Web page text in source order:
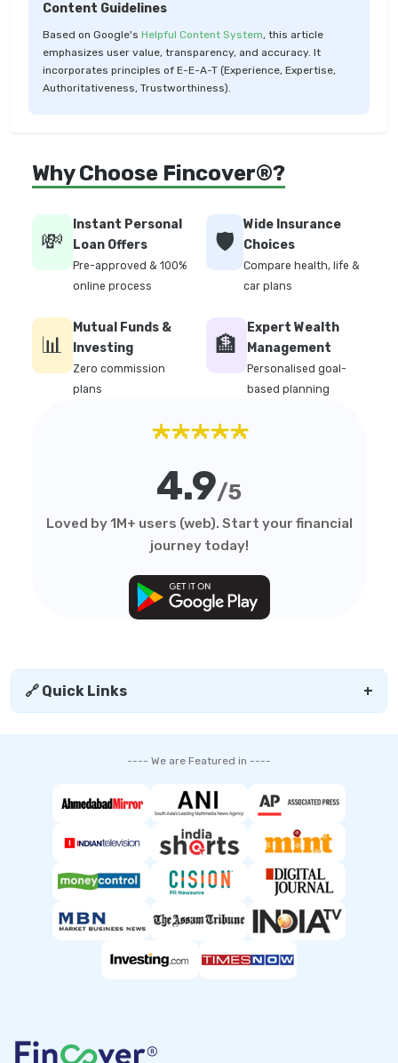
Content Guidelines
Based on Google's Helpful Content System, this article
emphasizes user value, transparency, and accuracy. It
incorporates principles of E-E-A-T (Experience, Expertise,
Authoritativeness, Trustworthiness).
Why Choose Fincover®?
💸
Instant Personal
Loan Offers
Pre-approved & 100%
online process
🛡️
Wide Insurance
Choices
Compare health, life &
car plans
📊
Mutual Funds &
Investing
Zero commission
plans
🏦
Expert Wealth
Management
Personalised goal-
based planning
★★★★★
4.9/5
Loved by 1M+ users (web). Start your financial
journey today!
🔗 Quick Links +
---- We are Featured in ----